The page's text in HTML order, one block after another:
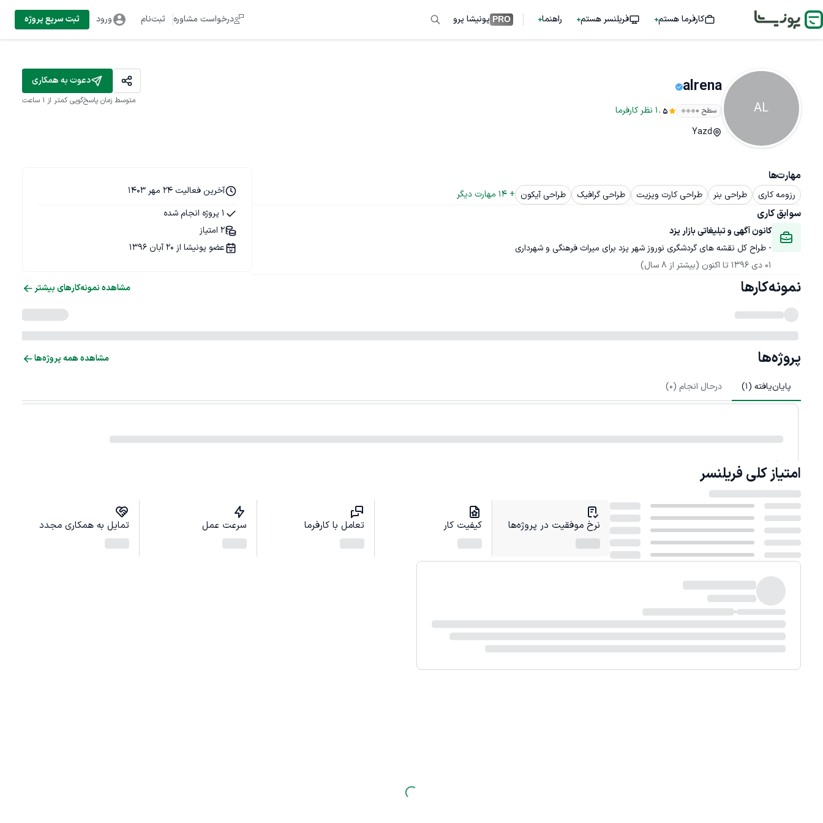
کارفرما هستم فریلنسر هستم راهنما PRO پونیشا پرو درخواست مشاوره ثبت‌نام ورود ثبت سریع پروژه
AL
alrena
سطح ۰ 5
.
1 نظر کارفرما
Yazd
دعوت به همکاری
متوسط زمان پاسخ‌گویی کمتر از 1 ساعت
مهارت‌ها
رزومه کاری طراحی بنر طراحی کارت ویزیت طراحی گرافیک طراحی آیکون +
14 مهارت دیگر
سوابق کاری
کانون آگهی و تبلیغاتی بازار یزد
- طراح کل نقشه های گردشگری نوروز شهر یزد برای میراث فرهنگی و شهرداری
01 دی 1396
تا اکنون (بیشتر از 8 سال)
آخرین فعالیت 24 مهر 1403
1 پروژه انجام شده
2 امتیاز
عضو پونیشا از 20 آبان 1396
نمونه‌کارها مشاهده نمونه‌کارهای بیشتر
پروژه‌ها مشاهده همه پروژه‌ها
پایان‌یافته (1
) درحال انجام (0
)
امتیاز کلی فریلنسر
نرخ موفقیت در پروژه‌ها کیفیت کار تعامل با کارفرما سرعت عمل تمایل به همکاری مجدد